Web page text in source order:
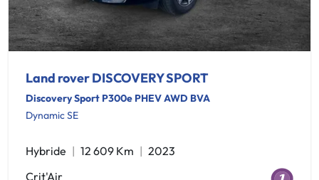
Land rover DISCOVERY SPORT
Discovery Sport P300e PHEV AWD BVA
Dynamic SE
Hybride 12 609 Km
2023
Crit'Air